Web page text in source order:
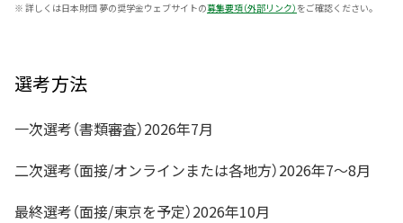
※ 詳しくは日本財団 夢の奨学金ウェブサイトの募集要項（外部リンク） をご確認ください。
選考方法
一次選考（書類審査）2026年7月
二次選考（面接/オンラインまたは各地方）2026年7～8月
最終選考（面接/東京を予定）2026年10月